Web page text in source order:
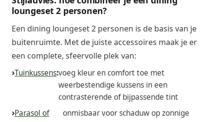
loungeset 2 personen?
Een dining loungeset 2 personen is de basis van je
buitenruimte. Met de juiste accessoires maak je er
een complete, sfeervolle plek van:
Tuinkussens:voeg kleur en comfort toe met
weerbestendige kussens in een
contrasterende of bijpassende tint
Parasol of
onmisbaar voor schaduw op zonnige